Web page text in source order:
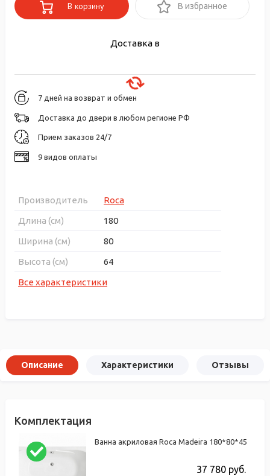
В корзину В избранное
Доставка в
7 дней на возврат и обмен
Доставка до двери в любом регионе РФ
Прием заказов 24/7
9 видов оплаты
Производитель
Roca
Длина (см)
180
Ширина (см)
80
Высота (см)
64
Все характеристики
Описание Характеристики Отзывы
Комплектация
Ванна акриловая Roca Madeira 180*80*45
37 780 руб.